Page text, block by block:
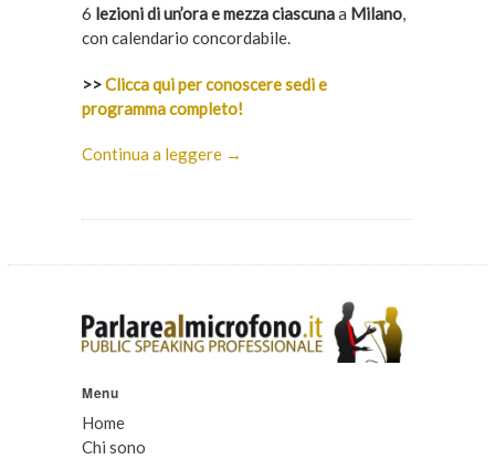
6 lezioni di un’ora e mezza ciascunaa Milano,
con calendario concordabile.
>>Clicca qui per conoscere sedi e
programma completo!
Continua a leggere →
Menu
Home
Chi sono